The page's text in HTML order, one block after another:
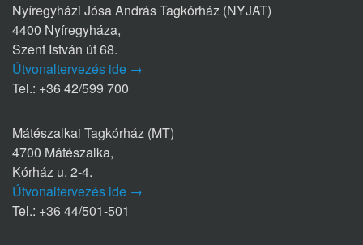
Nyíregyházi Jósa András Tagkórház (NYJAT)
4400 Nyíregyháza,
Szent István út 68.
Útvonaltervezés ide →
Tel.: +36 42/599 700
Mátészalkai Tagkórház (MT)
4700 Mátészalka,
Kórház u. 2-4.
Útvonaltervezés ide →
Tel.: +36 44/501-501